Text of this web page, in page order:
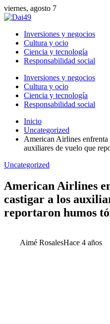
viernes, agosto 7
Inversiones y negocios
Cultura y ocio
Ciencia y tecnología
Responsabilidad social
Inversiones y negocios
Cultura y ocio
Ciencia y tecnología
Responsabilidad social
Inicio
Uncategorized
American Airlines enfrenta
auxiliares de vuelo que
Uncategorized
American Airlines
castigar a los
reportaron humos
Aimé RosalesHace 4 años